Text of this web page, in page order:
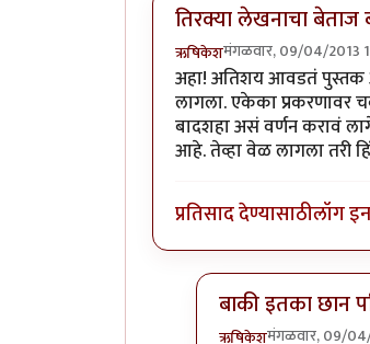
तिरक्या लेखनाचा बेताज
ऋषिकेशमंगळवार, 09/04/2013
अहा! अतिशय आवडतं पुस्तक
लागला. एकेका प्रकरणावर
बादशहा असं वर्णन करावं
आहे. तेव्हा वेळ लागला तरी
प्रतिसाद देण्यासाठीलॉग
बाकी इतका छान
ऋषिकेशमंगळवार, 09/